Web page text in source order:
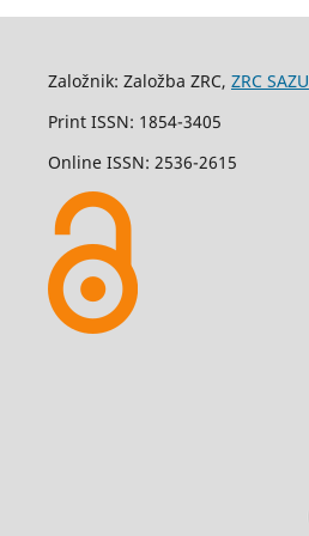
Založnik: Založba ZRC, ZRC SAZU
Print ISSN: 1854-3405
Online ISSN: 2536-2615